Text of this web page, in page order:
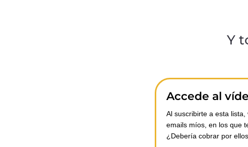
Y
Accede al
Al suscribirte a esta
emails míos, en los que
¿Debería cobrar por